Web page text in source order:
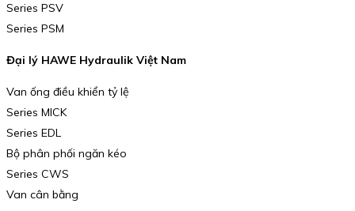
Series PSV
Series PSM
Đại lý HAWE Hydraulik Việt Nam
Van ống điều khiển tỷ lệ
Series MICK
Series EDL
Bộ phân phối ngăn kéo
Series CWS
Van cân bằng